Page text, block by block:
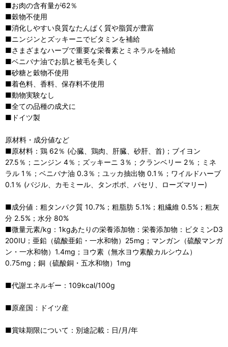
■お肉の含有量が62％
■穀物不使用
■消化しやすい良質なたんぱく質や脂質が豊富
■ニンジンとズッキーニでビタミンを補給
■さまざまなハーブで重要な栄養素とミネラルを補給
■ベニバナ油でお肌と被毛を美しく
■砂糖と穀物不使用
■着色料、香料、保存料不使用
■動物実験なし
■全ての品種の成犬に
■ドイツ製
原材料・成分値など
■原材料：鶏 62％ (心臓、鶏肉、肝臓、砂肝、首)；ブイヨン
27.5％；ニンジン 4％；ズッキーニ 3％；クランベリー 2％；ミネ
ラル 1％；ベニバナ油 0.3％；ユッカ抽出物 0.1％；ワイルドハーブ
0.1％ (バジル、カモミール、タンポポ、パセリ、ローズマリー)
■成分値：粗タンパク質 10.7%；粗脂肪 5.1%；粗繊維 0.5%；粗灰
分 2.5%；水分 80%
■微量元素/kg：1kgあたりの栄養添加物：栄養添加物：ビタミンD3
200IU；亜鉛（硫酸亜鉛・一水和物）25mg；マンガン（硫酸マンガ
ン・一水和物）1.4mg；ヨウ素（無水ヨウ素酸カルシウム）
0.75mg；銅（硫酸銅・五水和物）1mg
■代謝エネルギー：109kcal/100g
■原産国：ドイツ産
■賞味期限について：別途記載：日/月/年